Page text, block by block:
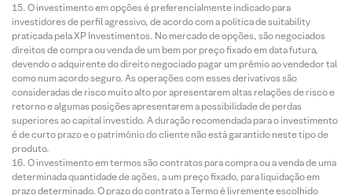
O investimento em opções é preferencialmente indicado para
investidores de perfil agressivo, de acordo com a política de suitability
praticada pela XP Investimentos. No mercado de opções, são negociados
direitos de compra ou venda de um bem por preço fixado em data futura,
devendo o adquirente do direito negociado pagar um prêmio ao vendedor tal
como num acordo seguro. As operações com esses derivativos são
consideradas de risco muito alto por apresentarem altas relações de risco e
retorno e algumas posições apresentarem a possibilidade de perdas
superiores ao capital investido. A duração recomendada para o investimento
é de curto prazo e o patrimônio do cliente não está garantido neste tipo de
produto.
O investimento em termos são contratos para compra ou a venda de uma
determinada quantidade de ações, a um preço fixado, para liquidação em
prazo determinado. O prazo do contrato a Termo é livremente escolhido